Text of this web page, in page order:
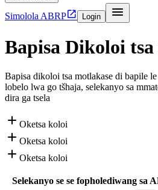
Simolola ABRP Login 
Bapisa Dikoloi
Bapisa dikoloi tsa motlakase di bapile
lobelo lwa go tšhaja, selekanyo sa
dira ga tsela
 Oketsa koloi
 Oketsa koloi
 Oketsa koloi
Selekanyo se se fopholediwang sa